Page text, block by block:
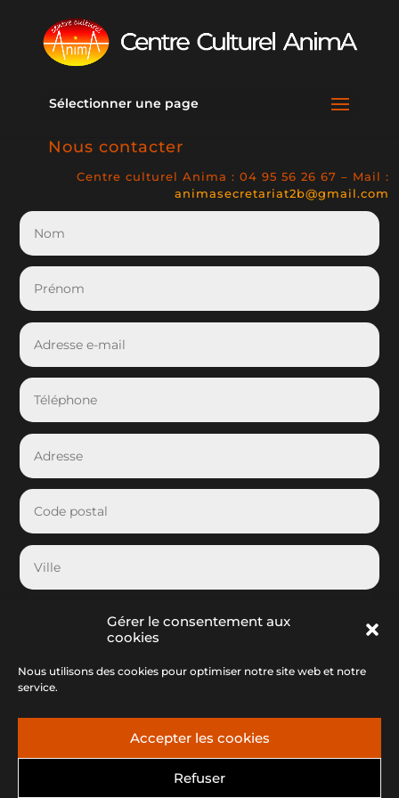
Gérer le consentement aux
cookies
Nous utilisons des cookies pour optimiser notre site web et notre
service.
Accepter les cookies
Refuser
Sélectionner une page
Nous contacter
Centre culturel Anima : 04 95 56 26 67 – Mail :
animasecretariat2b@gmail.com
= Envoyer